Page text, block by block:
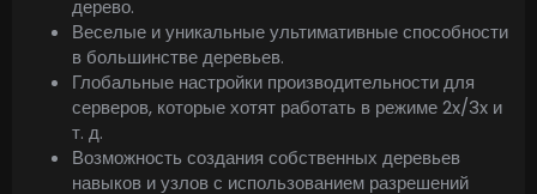
дерево.
Веселые и уникальные ультимативные способности
в большинстве деревьев.
Глобальные настройки производительности для
серверов, которые хотят работать в режиме 2x/3x и
т. д.
Возможность создания собственных деревьев
навыков и узлов с использованием разрешений